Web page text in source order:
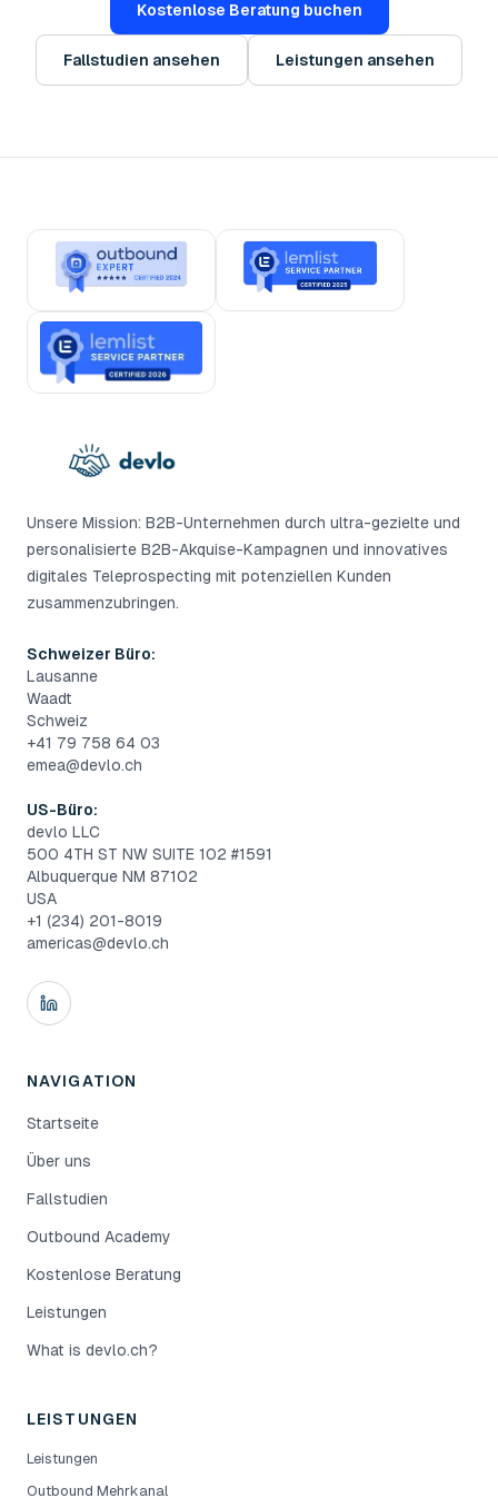
Kostenlose Beratung buchen
Fallstudien ansehen Leistungen ansehen
Unsere Mission: B2B-Unternehmen durch ultra-gezielte und
personalisierte B2B-Akquise-Kampagnen und innovatives
digitales Teleprospecting mit potenziellen Kunden
zusammenzubringen.
Schweizer Büro:
Lausanne
Waadt
Schweiz
+41 79 758 64 03
emea@devlo.ch
US-Büro:
devlo LLC
500 4TH ST NW SUITE 102 #1591
Albuquerque NM 87102
USA
+1 (234) 201-8019
americas@devlo.ch
NAVIGATION
Startseite
Über uns
Fallstudien
Outbound Academy
Kostenlose Beratung
Leistungen
What is devlo.ch?
LEISTUNGEN
Leistungen
Outbound Mehrkanal